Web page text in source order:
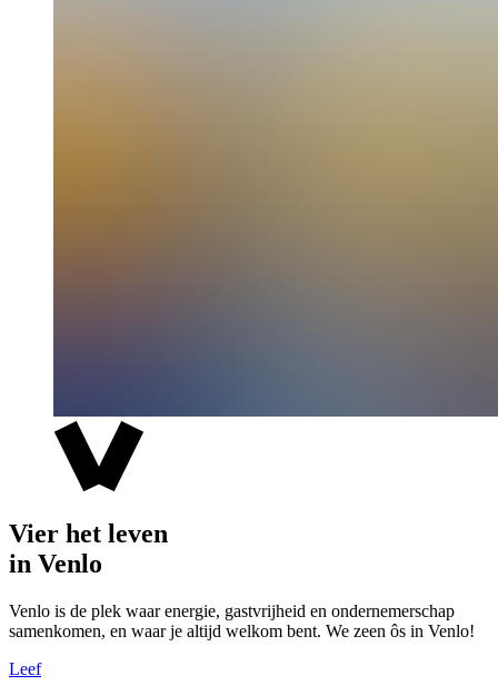
Vier het leven
in Venlo
Venlo is de plek waar energie, gastvrijheid en ondernemerschap
samenkomen, en waar je altijd welkom bent. We zeen ôs in Venlo!
Leef